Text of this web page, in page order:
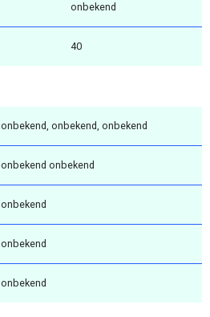
onbekend
40
onbekend, onbekend, onbekend
onbekend onbekend
onbekend
onbekend
onbekend